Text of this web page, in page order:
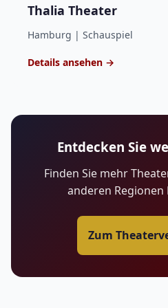
Thalia Theater
Hamburg | Schauspiel
Details ansehen →
Entdecken Sie
Finden Sie mehr
anderen Regionen
Zum